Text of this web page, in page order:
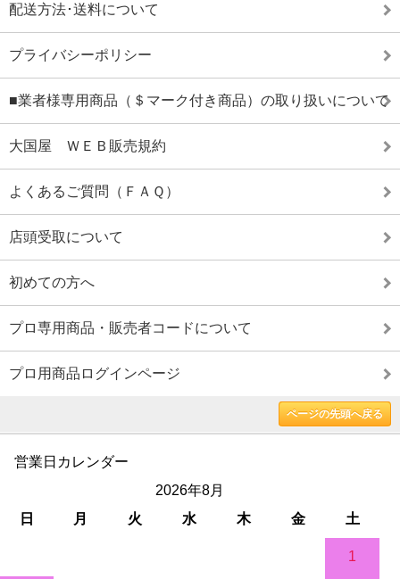
配送方法･送料について
プライバシーポリシー
■業者様専用商品（＄マーク付き商品）の取り扱いについて
大国屋 ＷＥＢ販売規約
よくあるご質問（ＦＡＱ）
店頭受取について
初めての方へ
プロ専用商品・販売者コードについて
プロ用商品ログインページ
ページの先頭へ戻る
営業日カレンダー
2026年8月
日
月 火 水 木 金 土
1